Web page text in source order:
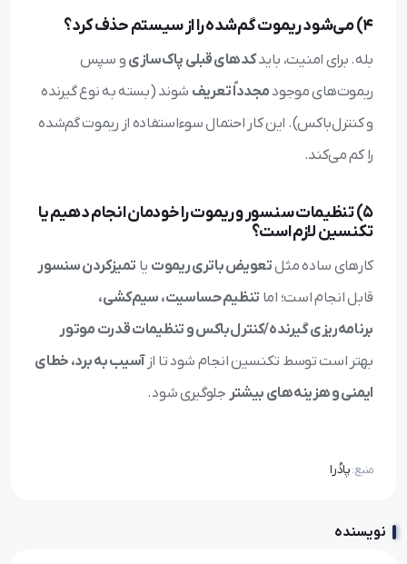
4) می‌شود ریموت گم‌شده را از سیستم حذف کرد؟
بله. برای امنیت، بایدکدهای قبلی پاک‌سازی و سپس
ریموت‌های موجود مجدداً تعریف شوند (بسته به نوع گیرنده
و کنترل‌باکس). این کار احتمال سوءاستفاده از ریموت گم‌شده
را کم می‌کند.
5) تنظیمات سنسور و ریموت را خودمان انجام دهیم یا
تکنسین لازم است؟
کارهای ساده مثلتعویض باتری ریموت یا تمیزکردن سنسور
قابل انجام است؛ اما تنظیم حساسیت، سیم‌کشی،
برنامه‌ریزی گیرنده/کنترل‌باکس و تنظیمات قدرت موتور
بهتر است توسط تکنسین انجام شود تا ازآسیب به برد، خطای
ایمنی و هزینه‌های بیشتر جلوگیری شود.
منبع:پادُرا
نویسنده